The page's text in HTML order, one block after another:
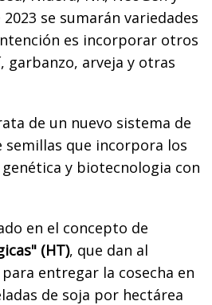
se sumarán variedades
es incorporar otros
garbanzo, arveja y otras
de un nuevo sistema de
semillas que incorpora los
y biotecnologia con
en el concepto de
(HT), que dan al
entregar la cosecha en
de soja por hectárea